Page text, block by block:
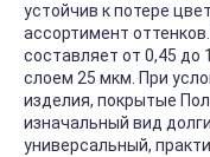
устойчив к потере
ассортимент
составляет от 0,45 до
слоем 25 мкм. При
изделия, покрытые
изначальный вид
универсальный,